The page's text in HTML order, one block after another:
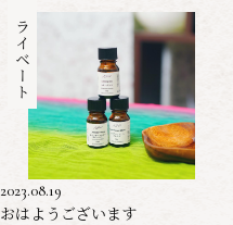
プライベート
2023.08.19
おはようございます